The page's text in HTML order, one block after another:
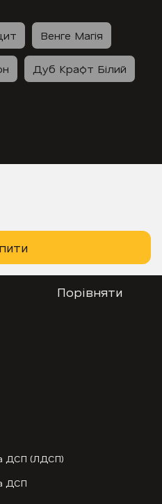
Венге Магія
Дуб Крафт Білий
Порівняти
ДСП (ЛДСП)
ДСП